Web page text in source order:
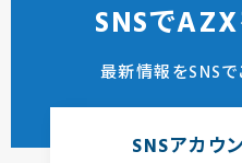
SNSで
最新情報をSNS
SNSアカウ